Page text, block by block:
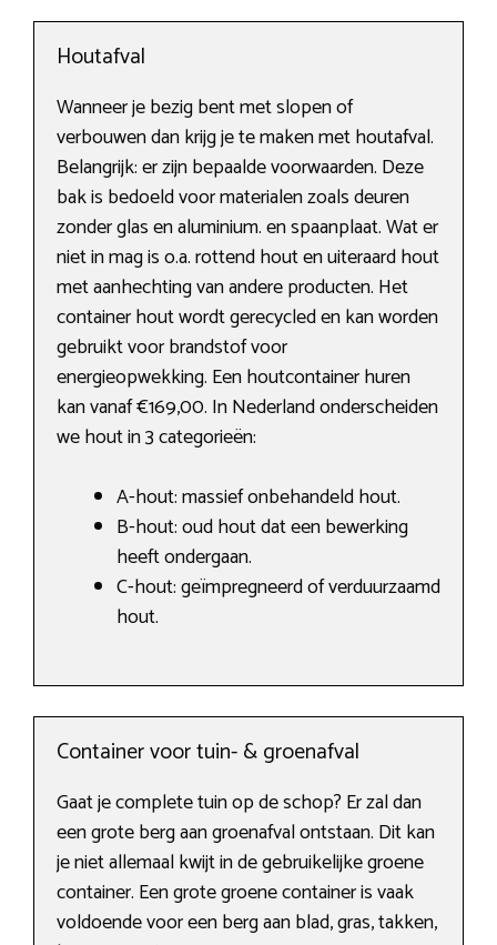
Houtafval
Wanneer je bezig bent met slopen of
verbouwen dan krijg je te maken met houtafval.
Belangrijk: er zijn bepaalde voorwaarden. Deze
bak is bedoeld voor materialen zoals deuren
zonder glas en aluminium. en spaanplaat. Wat er
niet in mag is o.a. rottend hout en uiteraard hout
met aanhechting van andere producten. Het
container hout wordt gerecycled en kan worden
gebruikt voor brandstof voor
energieopwekking. Een houtcontainer huren
kan vanaf €169,00. In Nederland onderscheiden
we hout in 3 categorieën:
A-hout: massief onbehandeld hout.
B-hout: oud hout dat een bewerking
heeft ondergaan.
C-hout: geïmpregneerd of verduurzaamd
hout.
Container voor tuin- & groenafval
Gaat je complete tuin op de schop? Er zal dan
een grote berg aan groenafval ontstaan. Dit kan
je niet allemaal kwijt in de gebruikelijke groene
container. Een grote groene container is vaak
voldoende voor een berg aan blad, gras, takken,